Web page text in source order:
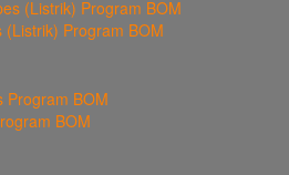
Program BOM
BOM